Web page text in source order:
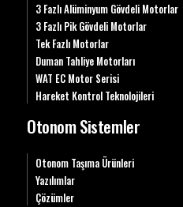
3 Fazlı Alüminyum Gövdeli Motorlar
3 Fazlı Pik Gövdeli Motorlar
Tek Fazlı Motorlar
Duman Tahliye Motorları
WAT EC Motor Serisi
Hareket Kontrol Teknolojileri
Otonom Sistemler
Otonom Taşıma Ürünleri
Yazılımlar
Çözümler